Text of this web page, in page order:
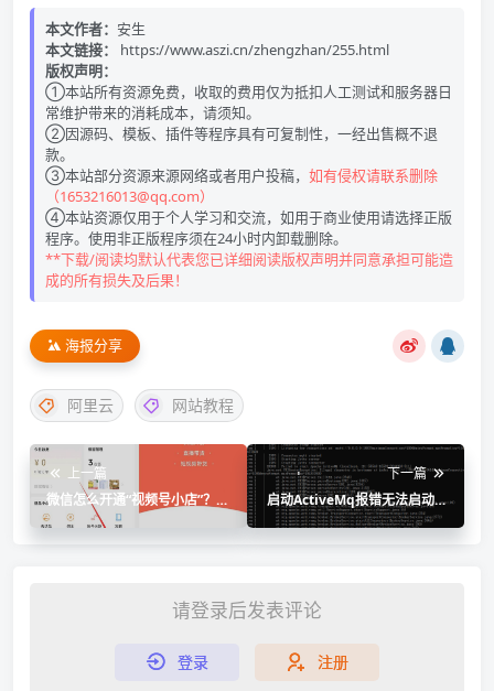
本文作者： 安生
本文链接：
https://www.aszi.cn/zhengzhan/255.html
版权声明：
①本站所有资源免费，收取的费用仅为抵扣人工测试和服务器日
常维护带来的消耗成本，请须知。
②因源码、模板、插件等程序具有可复制性，一经出售概不退
款。
③本站部分资源来源网络或者用户投稿， 如有侵权请联系删除
（1653216013@qq.com）
④本站资源仅用于个人学习和交流，如用于商业使用请选择正版
程序。使用非正版程序须在24小时内卸载删除。
**下载/阅读均默认代表您已详细阅读版权声明并同意承担可能造
成的所有损失及后果！
海报分享
阿里云 网站教程
上一篇
微信怎么开通“视频号小店”？微
信“视频号小店”上线
下一篇
启动ActiveMq报错无法启动或
者闪退
请登录后发表评论
登录 注册